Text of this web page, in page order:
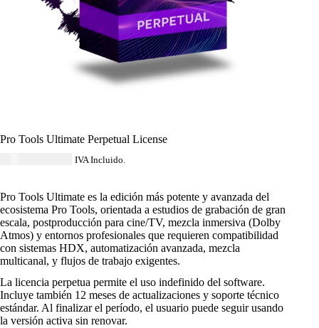
Pro Tools Ultimate Perpetual License
IVA Incluido.
Pro Tools Ultimate es la edición más potente y avanzada del
ecosistema Pro Tools, orientada a estudios de grabación de gran
escala, postproducción para cine/TV, mezcla inmersiva (Dolby
Atmos) y entornos profesionales que requieren compatibilidad
con sistemas HDX, automatización avanzada, mezcla
multicanal, y flujos de trabajo exigentes.
La licencia perpetua permite el uso indefinido del software.
Incluye también 12 meses de actualizaciones y soporte técnico
estándar. Al finalizar el período, el usuario puede seguir usando
la versión activa sin renovar.